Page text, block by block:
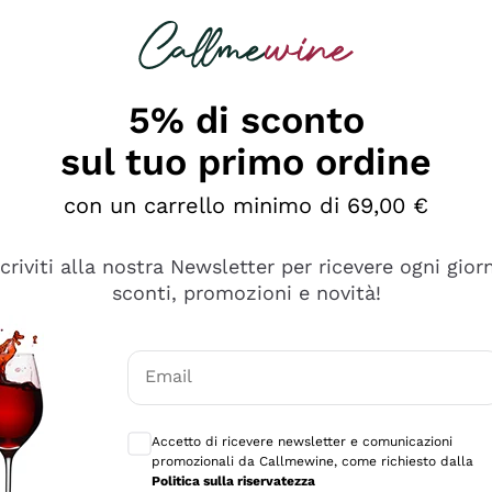
diversi e con un ampio range di prezzo. Le
5% di sconto
sul tuo primo ordine
con un carrello minimo di 69,00 €
alla nostra Newsletter per ricevere ogni
sconti, promozioni e novità!
Email
Accetto di ricevere newsletter e comunicazioni
promozionali da Callmewine, come richiesto dalla
Politica sulla riservatezza